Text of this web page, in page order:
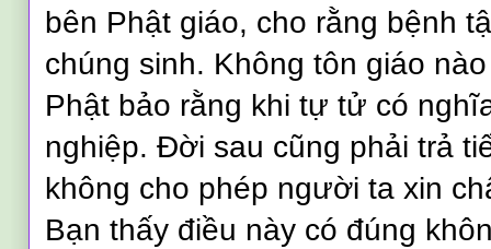
bên Phật giáo, cho rằng bệnh
chúng sinh. Không tôn giáo
Phật bảo rằng khi tự tử có
nghiệp. Đời sau cũng phải trả
không cho phép người ta xin
Bạn thấy điều này có đúng